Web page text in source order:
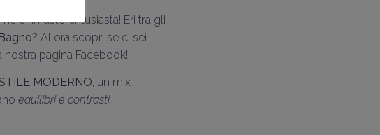
ne è rimasto entusiasta! Eri tra gli
? Allora scopri se ci sei
pagina Facebook!
MODERNO, un mix
equilibri e contrasti